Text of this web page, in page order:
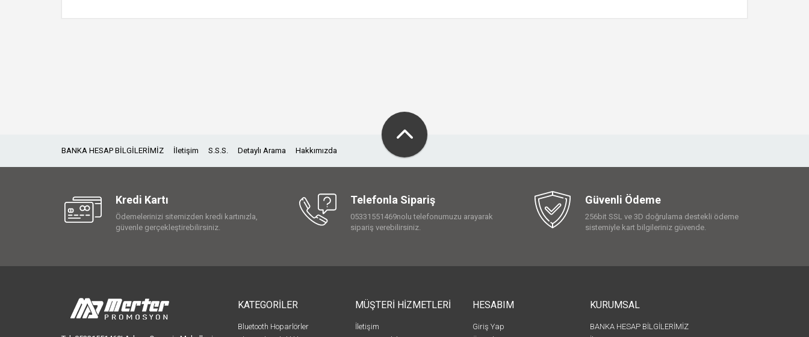
BANKA HESAP BİLGİLERİMİZ İletişim S.S.S. Detaylı Arama Hakkımızda
Kredi Kartı
Ödemelerinizi sitemizden kredi kartınızla,
güvenle gerçekleştirebilirsiniz.
Telefonla Sipariş
05331551469nolu telefonumuzu arayarak
sipariş verebilirsiniz.
Güvenli Ödeme
256bit SSL ve 3D doğrulama destekli ödeme
sistemiyle kart bilgileriniz güvende.
KATEGORİLER
Bluetooth Hoparlörler
MÜŞTERİ HİZMETLERİ
İletişim
HESABIM
Giriş Yap
KURUMSAL
BANKA HESAP BİLGİLERİMİZ